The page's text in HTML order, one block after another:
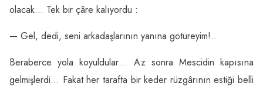
olacak… Tek bir çâre kalıyordu :
— Gel, dedi, seni arkadaşlarının yanına götüreyim!..
Beraberce yola koyuldular… Az sonra Mescidin kapısına
gelmişlerdi… Fakat her tarafta bir keder rüzgârının estiği belli